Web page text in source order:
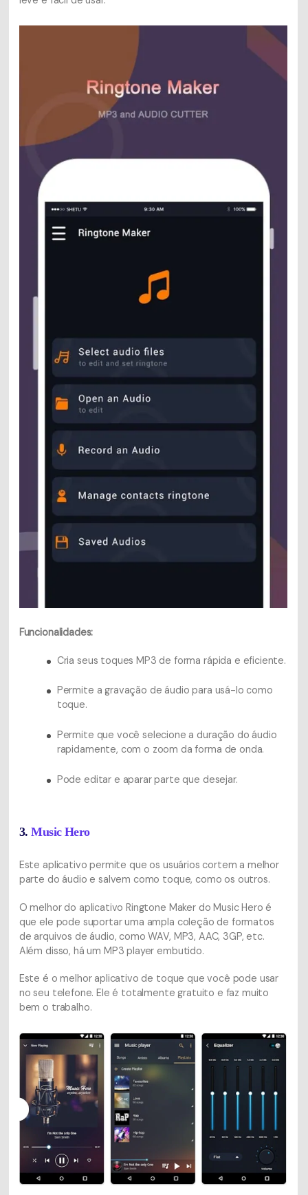
Funcionalidades:
Cria seus toques MP3 de forma rápida e eficiente.
Permite a gravação de áudio para usá-lo como
toque.
Permite que você selecione a duração do áudio
rapidamente, com o zoom da forma de onda.
Pode editar e aparar parte que desejar.
3. Music Hero
Este aplicativo permite que os usuários cortem a melhor
parte do áudio e salvem como toque, como os outros.
O melhor do aplicativo Ringtone Maker do Music Hero é
que ele pode suportar uma ampla coleção de formatos
de arquivos de áudio, como WAV, MP3, AAC, 3GP, etc.
Além disso, há um MP3 player embutido.
Este é o melhor aplicativo de toque que você pode usar
no seu telefone. Ele é totalmente gratuito e faz muito
bem o trabalho.